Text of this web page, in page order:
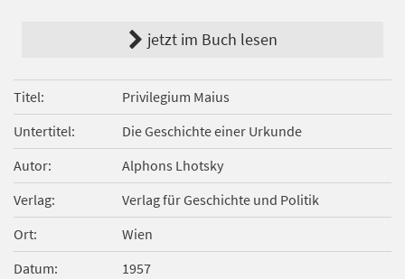
jetzt im Buch lesen
Titel
Privilegium Maius
Untertitel
Die Geschichte einer Urkunde
Autor
Alphons Lhotsky
Verlag
Verlag für Geschichte und Politik
Ort
Wien
Datum
1957